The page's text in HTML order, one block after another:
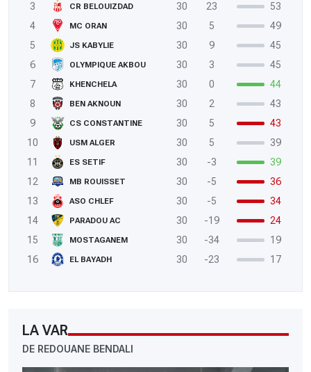
3
CR BELOUIZDAD 30 23
53
4
MC ORAN 30 5
49
5
JS KABYLIE 30 9
45
6
OLYMPIQUE AKBOU 30 3
45
7
KHENCHELA 30 0
44
8
BEN AKNOUN 30 2
43
9
CS CONSTANTINE 30 5
43
10
USM ALGER 30 5
39
11
ES SETIF 30 -3
39
12
MB ROUISSET 30 -5
36
13
ASO CHLEF 30 -5
34
14
PARADOU AC 30 -19
24
15
MOSTAGANEM 30 -34
19
16
EL BAYADH 30 -23 17
LA VAR
DE REDOUANE BENDALI